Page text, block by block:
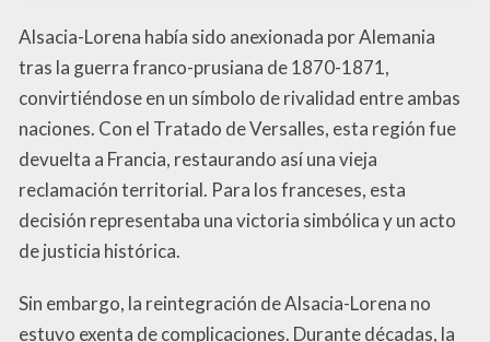
Alsacia-Lorena había sido anexionada por Alemania
tras la guerra franco-prusiana de 1870-1871,
convirtiéndose en un símbolo de rivalidad entre ambas
naciones. Con el Tratado de Versalles, esta región fue
devuelta a Francia, restaurando así una vieja
reclamación territorial. Para los franceses, esta
decisión representaba una victoria simbólica y un acto
de justicia histórica.
Sin embargo, la reintegración de Alsacia-Lorena no
estuvo exenta de complicaciones. Durante décadas, la